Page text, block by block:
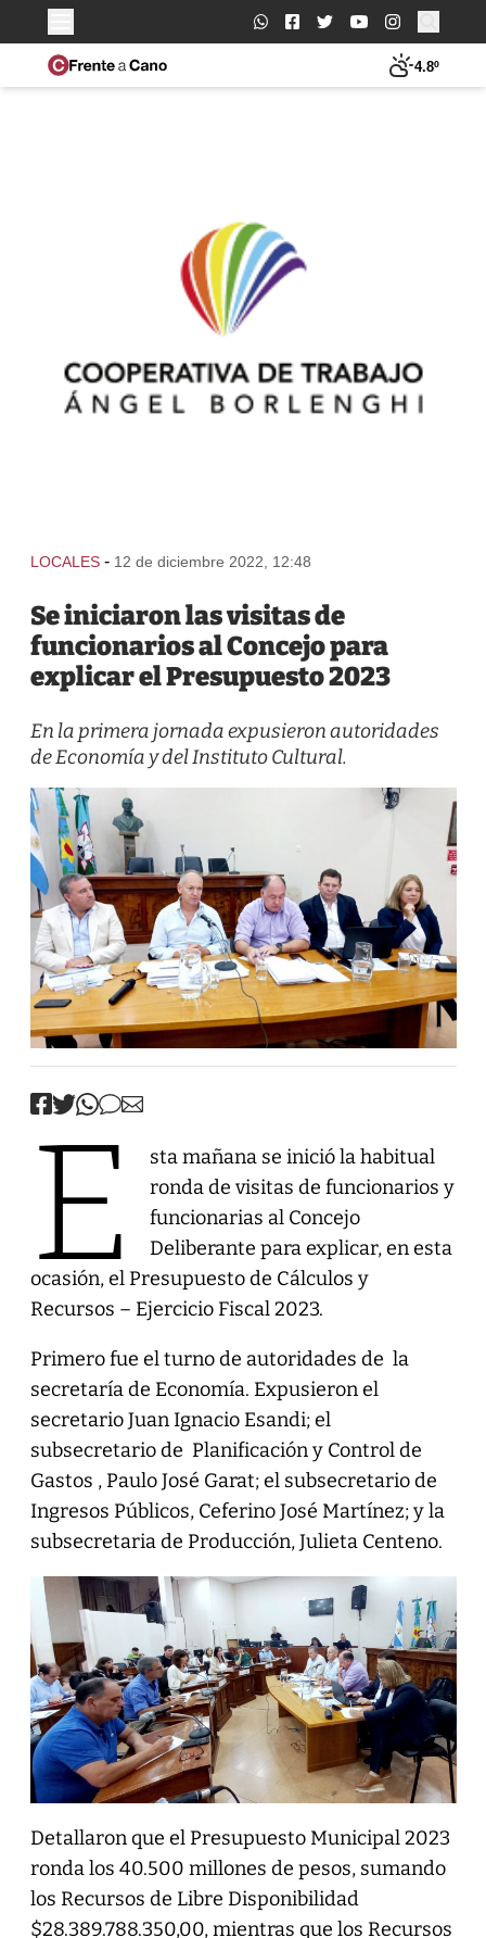
Buscar:
4.8º
LOCALES - 12 de diciembre 2022, 12:48
Se iniciaron las visitas de
funcionarios al Concejo para
explicar el Presupuesto 2023
En la primera jornada expusieron autoridades
de Economía y del Instituto Cultural.
E
sta mañana se inició la habitual
ronda de visitas de funcionarios y
funcionarias al Concejo
Deliberante para explicar, en esta
ocasión, el Presupuesto de Cálculos y
Recursos – Ejercicio Fiscal 2023.
Primero fue el turno de autoridades de la
secretaría de Economía. Expusieron el
secretario Juan Ignacio Esandi; el
subsecretario de Planificación y Control de
Gastos , Paulo José Garat; el subsecretario de
Ingresos Públicos, Ceferino José Martínez; y la
subsecretaria de Producción, Julieta Centeno.
Detallaron que el Presupuesto Municipal 2023
ronda los 40.500 millones de pesos, sumando
los Recursos de Libre Disponibilidad
$28.389.788.350,00, mientras que los Recursos